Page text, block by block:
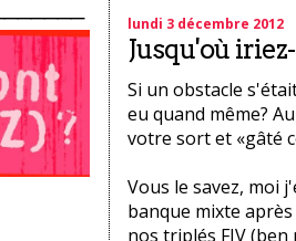
lundi 3 décembre 2012
Jusqu'où
Si un obstacle
eu quand même?
votre sort et «gâté
Vous le savez, moi
banque mixte
nos triplés FIV (ben